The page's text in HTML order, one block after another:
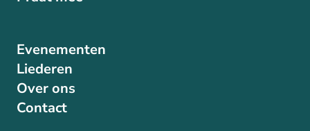
Evenementen
Liederen
Over ons
Contact